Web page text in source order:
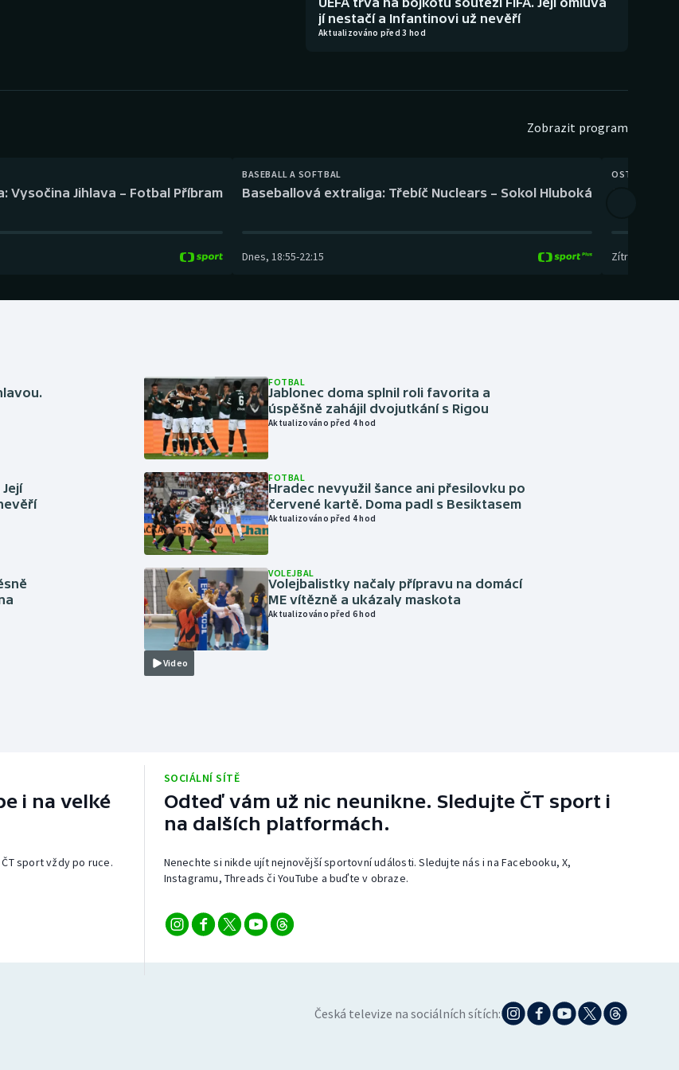
Plážový volejbal
jí nestačí a Infantinovi už nevěří
Aktualizováno před 3 hod
Zobrazit program
Vysočina Jihlava – Fotbal Příbram
BASEBALL A SOFTBAL
Baseballová extraliga: Třebíč Nuclears – Sokol Hluboká
Dnes, 18:55-22:15
OSTATNÍ
Zítra
FOTBAL
Jablonec doma splnil roli favorita a
úspěšně zahájil dvojutkání s Rigou
Aktualizováno před 4 hod
FOTBAL
Hradec nevyužil šance ani přesilovku po
červené kartě. Doma padl s Besiktasem
Aktualizováno před 4 hod
Video
VOLEJBAL
Volejbalistky načaly přípravu na domácí
ME vítězně a ukázaly maskota
Aktualizováno před 6 hod
i na velké
sport vždy po ruce.
SOCIÁLNÍ SÍTĚ
Odteď vám už nic neunikne. Sledujte ČT sport i
na dalších platformách.
Nenechte si nikde ujít nejnovější sportovní události. Sledujte nás i na Facebooku, X,
Instagramu, Threads či YouTube a buďte v obraze.
Česká televize na sociálních sítích: